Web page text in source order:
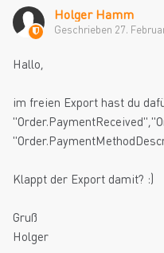
Holger Hamm
Geschrieben 27.
Hallo,
im freien Export hast du
Klappt der Export damit? :)
Gruß
Holger